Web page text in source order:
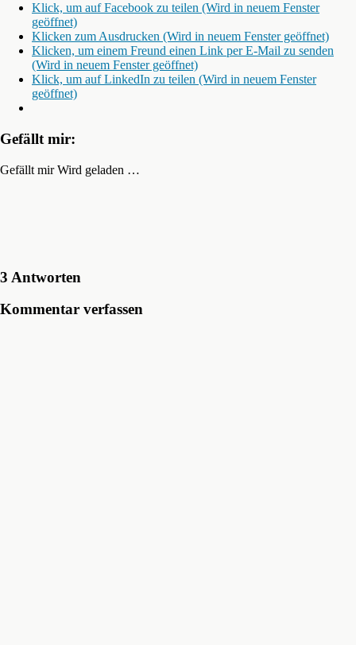
Klick, um auf Facebook zu teilen (Wird in neuem Fenster
geöffnet)
Klicken zum Ausdrucken (Wird in neuem Fenster geöffnet)
Klicken, um einem Freund einen Link per E-Mail zu senden
(Wird in neuem Fenster geöffnet)
Klick, um auf LinkedIn zu teilen (Wird in neuem Fenster
geöffnet)
Gefällt mir:
Gefällt mir Wird geladen …
3 Antworten
Kommentar verfassen